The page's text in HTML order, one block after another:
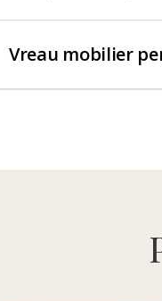
Vreau mobilier